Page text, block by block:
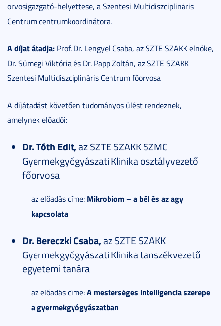
orvosigazgató-helyettese, a Szentesi Multidiszciplináris
Centrum centrumkoordinátora.
A díjat átadja: Prof. Dr. Lengyel Csaba, az SZTE SZAKK elnöke,
Dr. Sümegi Viktória és Dr. Papp Zoltán, az SZTE SZAKK
Szentesi Multidiszciplináris Centrum főorvosa
A díjátadást követően tudományos ülést rendeznek,
amelynek előadói:
Dr. Tóth Edit,az SZTE SZAKK SZMC
Gyermekgyógyászati Klinika osztályvezető
főorvosa
az előadás címe: Mikrobiom – a bél és az agy
kapcsolata
Dr. Bereczki Csaba,az SZTE SZAKK
Gyermekgyógyászati Klinika tanszékvezető
egyetemi tanára
az előadás címe:A mesterséges intelligencia szerepe
a gyermekgyógyászatban